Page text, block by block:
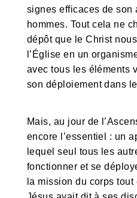
signes efficaces de son
hommes. Tout cela ne
dépôt que le Christ
l’Église en un
avec tous les éléments
son déploiement dans
Mais, au jour de
encore l’essentiel : un
lequel seul tous les
fonctionner et se
la mission du corps